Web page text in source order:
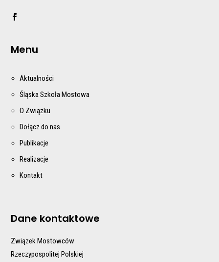
Menu
Aktualności
Śląska Szkoła Mostowa
O Związku
Dołącz do nas
Publikacje
Realizacje
Kontakt
Dane kontaktowe
Związek Mostowców
Rzeczypospolitej Polskiej